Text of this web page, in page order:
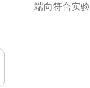
端向符合实验